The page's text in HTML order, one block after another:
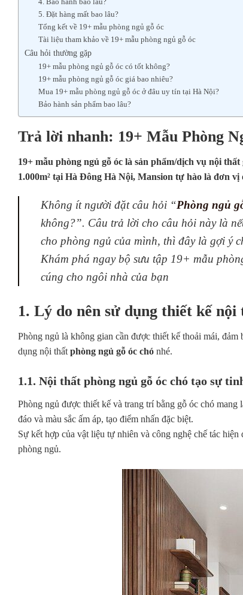
5. Đặt hàng mất bao lâu?
Tổng kết về 19+ mẫu phòng ngủ gỗ óc
Tài liệu tham khảo về 19+ mẫu phòng ngủ gỗ óc
Câu hỏi thường gặp
19+ mẫu phòng ngủ gỗ óc có tốt không?
19+ mẫu phòng ngủ gỗ óc giá bao nhiêu?
Mua 19+ mẫu phòng ngủ gỗ óc ở đâu uy tín tại Hà Nội?
Bảo hành sản phẩm bao lâu?
Trả lời nhanh: 19+ Mẫu Phòng
19+ mẫu phòng ngủ gỗ óc là sản phẩm/dịch vụ nội
1.000m² tại Hà Đông Hà Nội, Mansion tự hào là đơn
Không ít người đặt câu hỏi “Phòng ngủ
không?”. Câu trả lời cho câu hỏi này là
cho phòng ngủ của mình, thì đây là gợi ý
Khám phá ngay bộ sưu tập 19+ mẫu
cúng cho ngôi nhà của bạn
1. Lý do nên sử dụng thiết kế nội
Phòng ngủ là không gian cần được thiết kế thoải mái,
dụng nội thất phòng ngủ gỗ óc chó nhé.
1.1. Nội thất phòng ngủ gỗ óc chó tạo sự
Phòng ngủ được thiết kế và trang trí bằng gỗ óc chó
đáo và màu sắc ấm áp, tạo điểm nhấn đặc biệt.
Sự kết hợp của vật liệu tự nhiên và công nghệ chế tác
phòng ngủ.